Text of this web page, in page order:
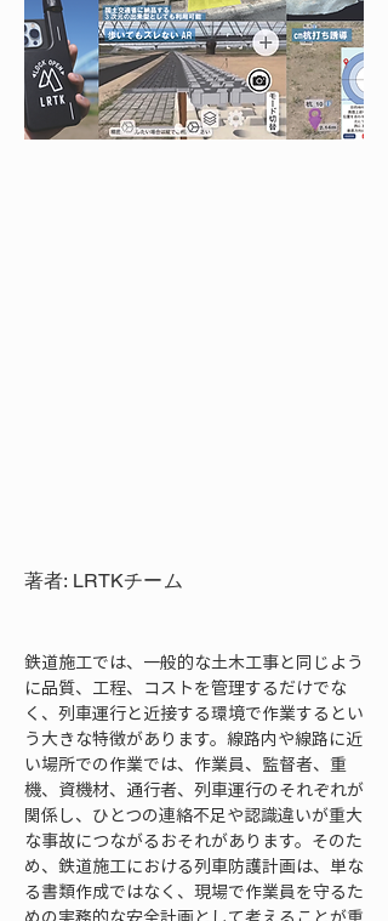
著者: LRTKチーム
鉄道施工では、一般的な土木工事と同じよう
に品質、工程、コストを管理するだけでな
く、列車運行と近接する環境で作業するとい
う大きな特徴があります。線路内や線路に近
い場所での作業では、作業員、監督者、重
機、資機材、通行者、列車運行のそれぞれが
関係し、ひとつの連絡不足や認識違いが重大
な事故につながるおそれがあります。そのた
め、鉄道施工における列車防護計画は、単な
る書類作成ではなく、現場で作業員を守るた
めの実務的な安全計画として考えることが重